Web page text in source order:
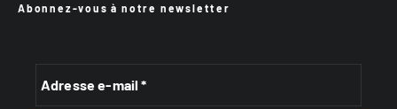
Abonnez-vous à notre newsletter